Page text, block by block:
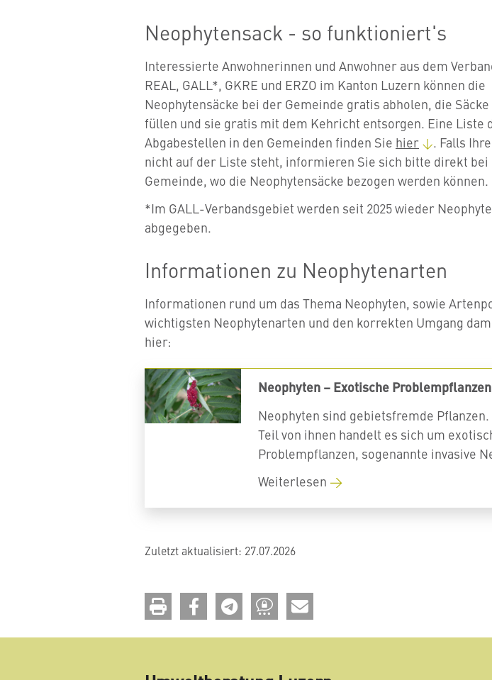
Neophytensack - so funktioniert's
Interessierte Anwohnerinnen und Anwohner aus dem
REAL, GALL*, GKRE und ERZO im Kanton Luzern können die
Neophytensäcke bei der Gemeinde gratis abholen, die
füllen und sie gratis mit dem Kehricht entsorgen. Eine Liste
Abgabestellen in den Gemeinden finden Sie hier
. Falls
nicht auf der Liste steht, informieren Sie sich bitte direkt
Gemeinde, wo die Neophytensäcke bezogen werden können.
*Im GALL-Verbandsgebiet werden seit 2025 wieder
abgegeben.
Informationen zu Neophytenarten
Informationen rund um das Thema Neophyten, sowie
wichtigsten Neophytenarten und den korrekten Umgang
hier:
Neophyten – Exotische Problempflanzen
Neophyten sind gebietsfremde
Teil von ihnen handelt es sich um
Problempflanzen, sogenannte invasive
Weiterlesen
Zuletzt aktualisiert: 27.07.2026
drucken teilen teilen